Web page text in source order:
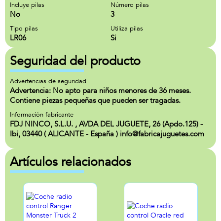
Incluye pilas
No
Número pilas
3
Tipo pilas
LR06
Utiliza pilas
Si
Seguridad del producto
Advertencias de seguridad
Advertencia: No apto para niños menores de 36 meses.
Contiene piezas pequeñas que pueden ser tragadas.
Información fabricante
FDJ NINCO, S.L.U. , AVDA DEL JUGUETE, 26 (Apdo.125) -
Ibi, 03440 ( ALICANTE - España ) info@fabricajuguetes.com
Artículos relacionados